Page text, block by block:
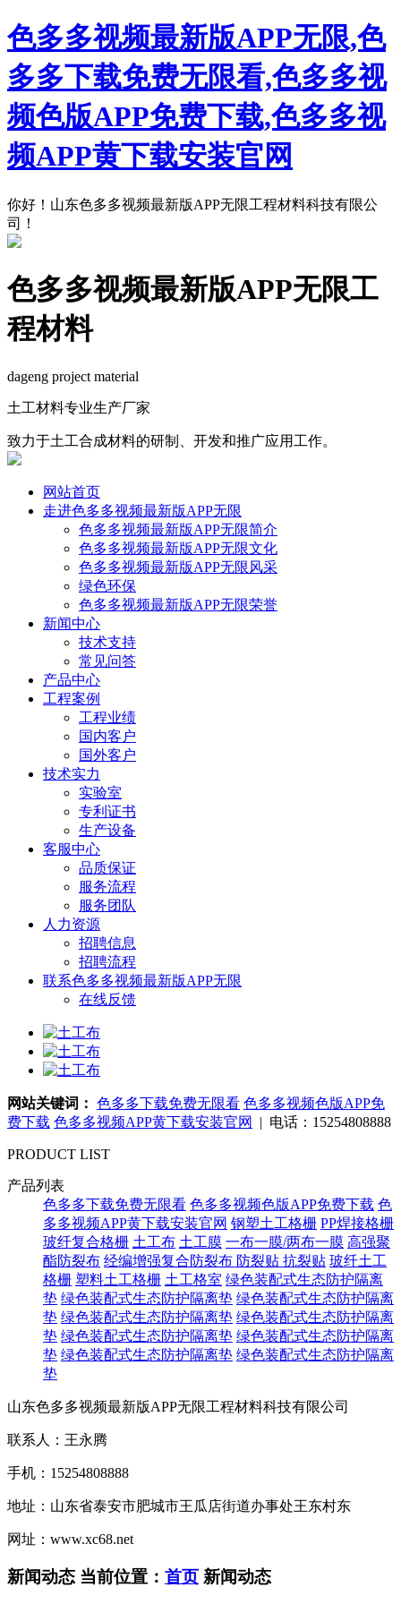
色多多视频最新版APP无限,色
多多下载免费无限看,色多多视
频色版APP免费下载,色多多视
频APP黄下载安装官网
你好！山东色多多视频最新版APP无限工程材料科技有限公
司！
色多多视频最新版APP无限工
程材料
dageng project material
土工材料专业生产厂家
致力于土工合成材料的研制、开发和推广应用工作。
网站首页
走进色多多视频最新版APP无限
色多多视频最新版APP无限简介
色多多视频最新版APP无限文化
色多多视频最新版APP无限风采
绿色环保
色多多视频最新版APP无限荣誉
新闻中心
技术支持
常见问答
产品中心
工程案例
工程业绩
国内客户
国外客户
技术实力
实验室
专利证书
生产设备
客服中心
品质保证
服务流程
服务团队
人力资源
招聘信息
招聘流程
联系色多多视频最新版APP无限
在线反馈
网站关键词： 色多多下载免费无限看 色多多视频色版APP免
费下载 色多多视频APP黄下载安装官网 | 电话：15254808888
PRODUCT LIST
产品列表
色多多下载免费无限看 色多多视频色版APP免费下载 色
多多视频APP黄下载安装官网 钢塑土工格栅 PP焊接格栅
玻纤复合格栅 土工布 土工膜 一布一膜/两布一膜 高强聚
酯防裂布 经编增强复合防裂布 防裂贴 抗裂贴 玻纤土工
格栅 塑料土工格栅 土工格室 绿色装配式生态防护隔离
垫 绿色装配式生态防护隔离垫 绿色装配式生态防护隔离
垫 绿色装配式生态防护隔离垫 绿色装配式生态防护隔离
垫 绿色装配式生态防护隔离垫 绿色装配式生态防护隔离
垫 绿色装配式生态防护隔离垫 绿色装配式生态防护隔离
垫
山东色多多视频最新版APP无限工程材料科技有限公司
联系人：王永腾
手机：15254808888
地址：山东省泰安市肥城市王瓜店街道办事处王东村东
网址：www.xc68.net
新闻动态 当前位置： 首页 新闻动态